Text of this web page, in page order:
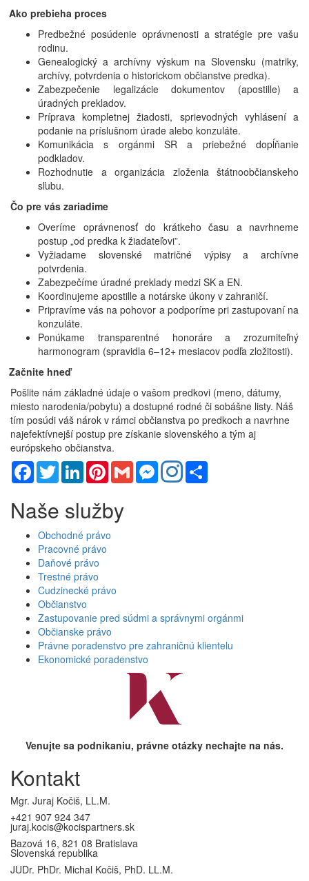
Ako prebieha proces
Predbežné posúdenie oprávnenosti a stratégie pre vašu
rodinu.
Genealogický a archívny výskum na Slovensku (matriky,
archívy, potvrdenia o historickom občianstve predka).
Zabezpečenie legalizácie dokumentov (apostille) a
úradných prekladov.
Príprava kompletnej žiadosti, sprievodných vyhlásení a
podanie na príslušnom úrade alebo konzuláte.
Komunikácia s orgánmi SR a priebežné dopĺňanie
podkladov.
Rozhodnutie a organizácia zloženia štátnoobčianskeho
sľubu.
Čo pre vás zariadime
Overíme oprávnenosť do krátkeho času a navrhneme
postup „od predka k žiadateľovi”.
Vyžiadame slovenské matričné výpisy a archívne
potvrdenia.
Zabezpečíme úradné preklady medzi SK a EN.
Koordinujeme apostille a notárske úkony v zahraničí.
Pripravíme vás na pohovor a podporíme pri zastupovaní na
konzuláte.
Ponúkame transparentné honoráre a zrozumiteľný
harmonogram (spravidla 6–12+ mesiacov podľa zložitosti).
Začnite hneď
Pošlite nám základné údaje o vašom predkovi (meno, dátumy,
miesto narodenia/pobytu) a dostupné rodné či sobášne listy. Náš
tím posúdi váš nárok v rámci občianstva po predkoch a navrhne
najefektívnejší postup pre získanie slovenského a tým aj
európskeho občianstva.
Facebook
TwitterLinkedInPinterestGmail Messenger
Naše služby
Obchodné právo
Pracovné právo
Daňové právo
Trestné právo
Cudzinecké právo
Občianstvo
Zastupovanie pred súdmi a správnymi orgánmi
Občianske právo
Právne poradenstvo pre zahraničnú klientelu
Ekonomické poradenstvo
Venujte sa podnikaniu, právne otázky nechajte na nás.
Kontakt
Mgr. Juraj Kočiš, LL.M.
+421 907 924 347
juraj.kocis@kocispartners.sk
Bazová 16, 821 08 Bratislava
Slovenská republika
JUDr. PhDr. Michal Kočiš, PhD. LL.M.